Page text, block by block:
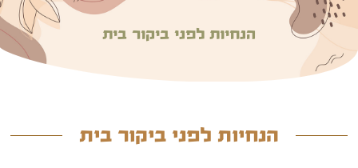
הנחיות לפני ביקור בית
הנחיות לפני ביקור בית